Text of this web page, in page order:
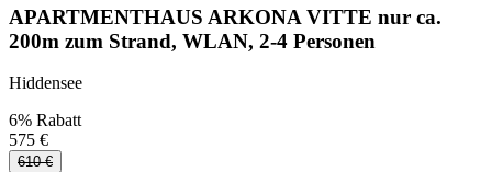
APARTMENTHAUS ARKONA VITTE nur ca.
200m zum Strand, WLAN, 2-4 Personen
Hiddensee
6% Rabatt
575 €
610 €